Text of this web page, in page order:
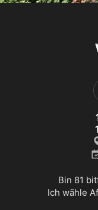
Bin 81
Ich wähle